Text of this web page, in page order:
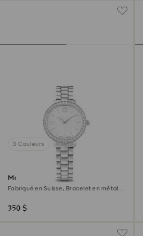
3 Couleurs
Montre Matrix 3-link
Fabriqué en Suisse, Bracelet en métal,
350 $